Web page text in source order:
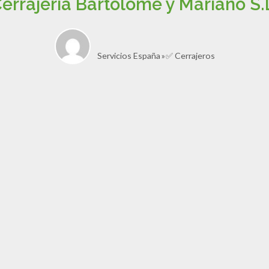
Bartolomé y Mariano
Servicios España ✅ Cerrajeros